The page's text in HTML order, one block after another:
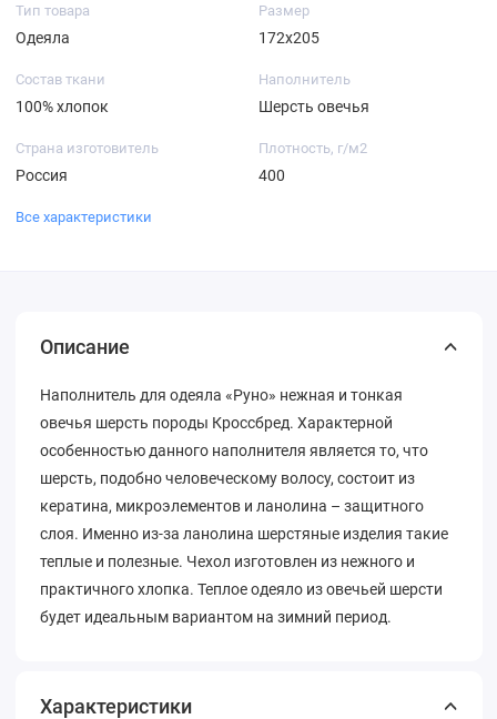
Тип товара
Одеяла
Размер
172х205
Состав ткани
100% хлопок
Наполнитель
Шерсть овечья
Страна изготовитель
Россия
Плотность, г/м2
400
Все характеристики
Описание
Наполнитель для одеяла «Руно» нежная и тонкая
овечья шерсть породы Кроссбред. Характерной
особенностью данного наполнителя является то, что
шерсть, подобно человеческому волосу, состоит из
кератина, микроэлементов и ланолина – защитного
слоя. Именно из-за ланолина шерстяные изделия такие
теплые и полезные. Чехол изготовлен из нежного и
практичного хлопка. Теплое одеяло из овечьей шерсти
будет идеальным вариантом на зимний период.
Характеристики